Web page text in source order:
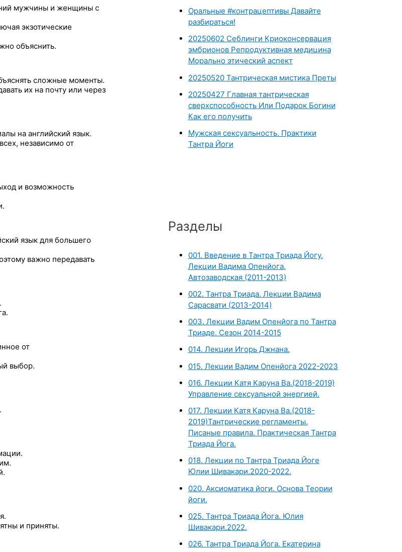
мужчины и женщины с
экзотические
объяснить.
сложные моменты.
их на почту или через
на английский язык.
независимо от
и возможность
язык для большего
важно передавать
от
выбор.
и приняты.
Оральные #контрацептивы Давайте
разбираться!
20250602 Себлинги Криоконсервация
эмбрионов Репродуктивная медицина
Морально этический аспект
20250520 Тантрическая мистика Преты
20250427 Главная тантрическая
сверхспособность Или Подарок Богини
Как его получить
Мужская сексуальность. Практики
Тантра Йоги
Разделы
001. Введение в Тантра Триада Йогу.
Лекции Вадима Опенйога.
Автозаводская (2011-2013)
002. Тантра Триада. Лекции Вадима
Сарасвати (2013-2014)
003. Лекции Вадим Опенйога по Тантра
Триаде. Сезон 2014-2015
014. Лекции Игорь Джнана.
015. Лекции Вадим Опенйога 2022-2023
016. Лекции Катя Каруна Ва.(2018-2019)
Управление сексуальной энергией.
017. Лекции Катя Каруна Ва.(2018-
2019)Тантрические регламенты.
Писаные правила. Практическая Тантра
Триада Йога.
018. Лекции по Тантра Триада Йоге
Юлии Шивакари.2020-2022.
020. Аксиоматика йоги. Основа Теории
йоги.
025. Тантра Триада Йога. Юлия
Шивакари.2022.
026. Тантра Триада Йога. Екатерина